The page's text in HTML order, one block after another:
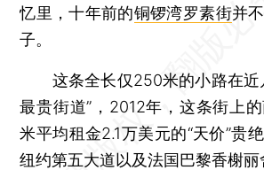
忆里，十年前的铜锣湾罗素街并
子。
这条全长仅250米的小路在近
最贵街道”，2012年，这条街上
米平均租金2.1万美元的“天价”贵
纽约第五大道以及法国巴黎香榭丽